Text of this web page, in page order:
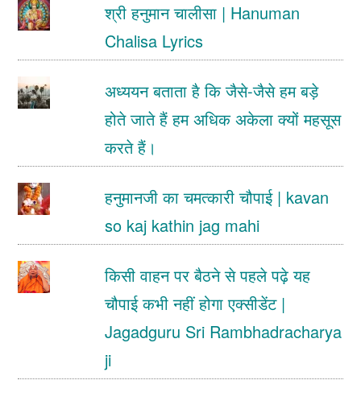
श्री हनुमान चालीसा | Hanuman
Chalisa Lyrics
अध्ययन बताता है कि जैसे-जैसे हम बड़े
होते जाते हैं हम अधिक अकेला क्यों महसूस
करते हैं।
हनुमानजी का चमत्कारी चौपाई | kavan
so kaj kathin jag mahi
किसी वाहन पर बैठने से पहले पढ़े यह
चौपाई कभी नहीं होगा एक्सीडेंट |
Jagadguru Sri Rambhadracharya
ji